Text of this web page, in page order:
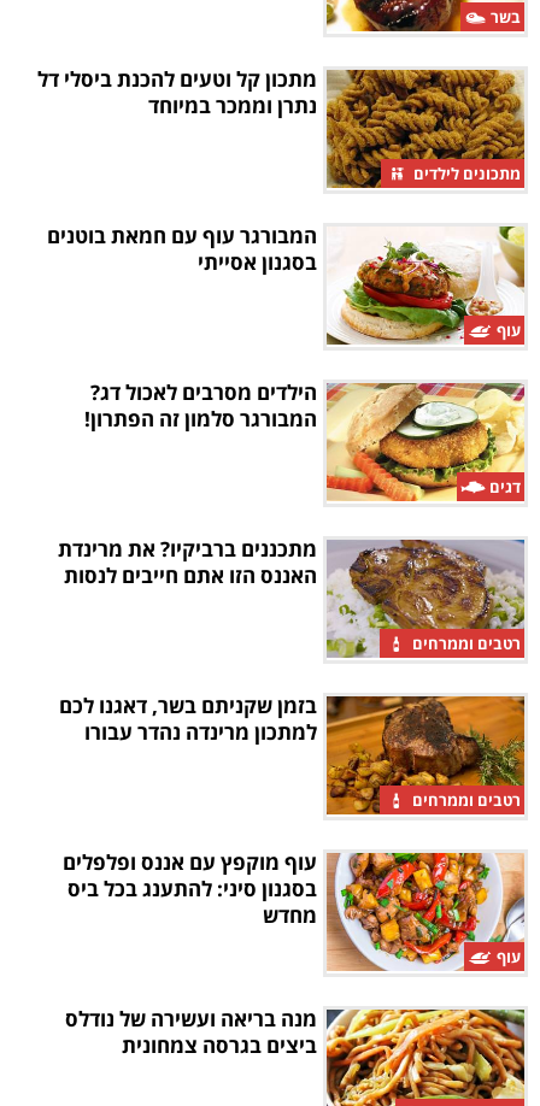
בשר
מתכונים לילדים
מתכון קל וטעים להכנת ביסלי דל
נתרן וממכר במיוחד
עוף
המבורגר עוף עם חמאת בוטנים
בסגנון אסייתי
דגים
הילדים מסרבים לאכול דג?
המבורגר סלמון זה הפתרון!
רטבים וממרחים
מתכננים ברביקיו? את מרינדת
האננס הזו אתם חייבים לנסות
רטבים וממרחים
בזמן שקניתם בשר, דאגנו לכם
למתכון מרינדה נהדר עבורו
עוף
עוף מוקפץ עם אננס ופלפלים
בסגנון סיני: להתענג בכל ביס
מחדש
מנה בריאה ועשירה של נודלס
ביצים בגרסה צמחונית